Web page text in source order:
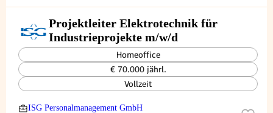
Projektleiter Elektrotechnik für
Industrieprojekte m/w/d
Homeoffice
€ 70.000 jährl.
Vollzeit
ISG Personalmanagement GmbH